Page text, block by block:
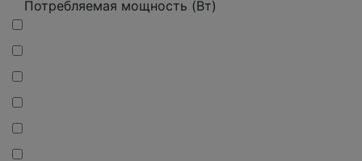
Потребляемая мощность (Вт)